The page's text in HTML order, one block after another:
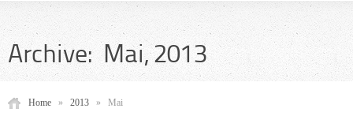
Archive: Mai, 2013
Home » 2013 » Mai